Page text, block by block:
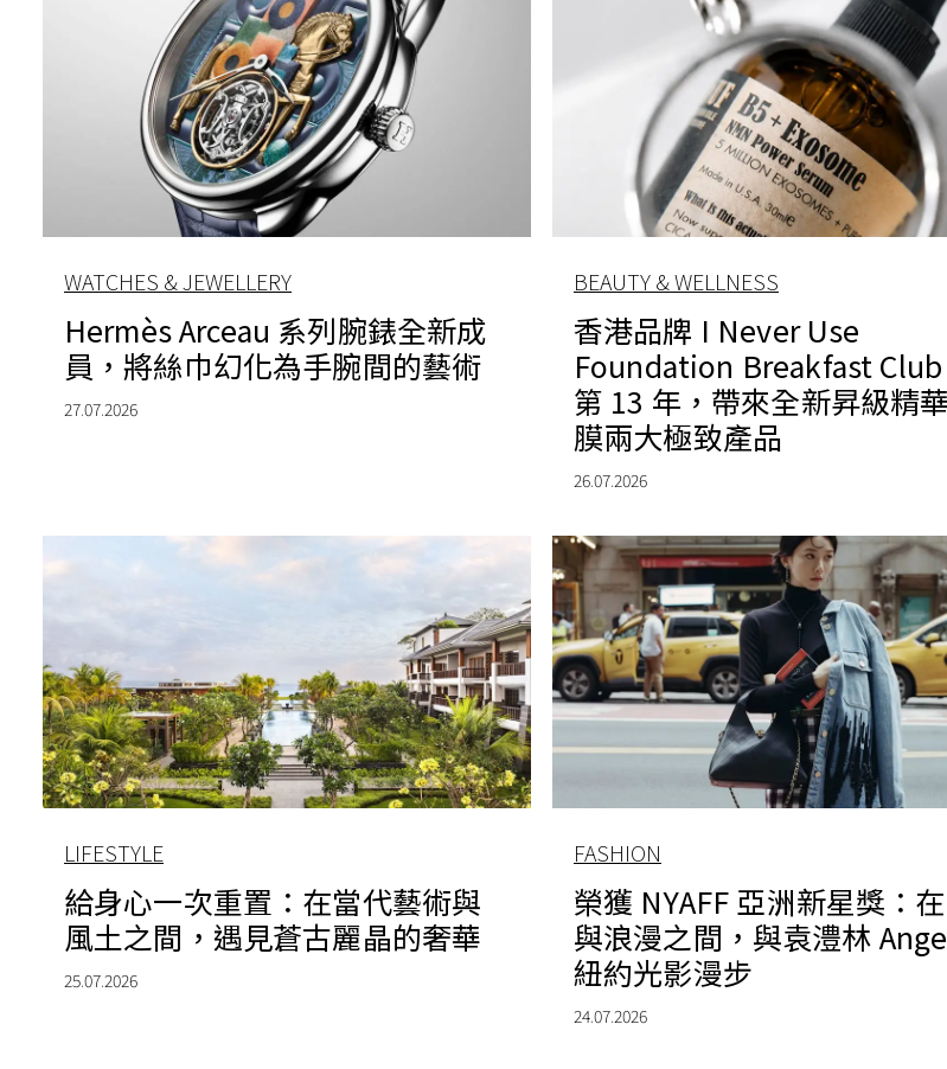
WATCHES & JEWELLERY
Hermès Arceau 系列腕錶全新成
員，將絲巾幻化為手腕間的藝術
27.07.2026
BEAUTY & WELLNESS
香港品牌 I Never Use
Foundation Breakfast Club
第 13 年，帶來全新昇級精
膜兩大極致產品
26.07.2026
LIFESTYLE
給身心一次重置：在當代藝術與
風土之間，遇見蒼古麗晶的奢華
25.07.2026
FASHION
榮獲 NYAFF 亞洲新星獎：
與浪漫之間，與袁澧林
紐約光影漫步
24.07.2026